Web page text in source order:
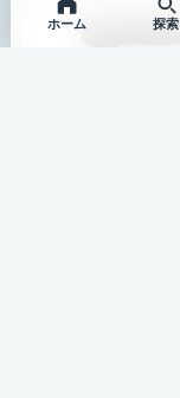
ホーム 探索